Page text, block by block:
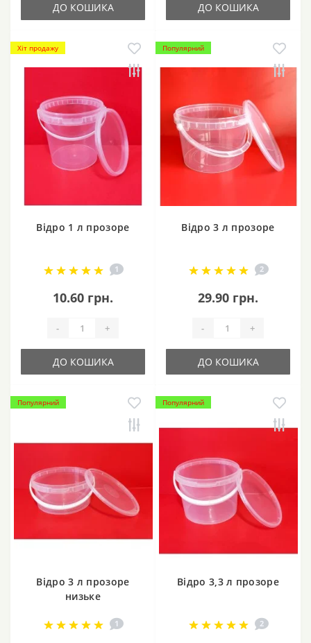
ДО КОШИКА ДО КОШИКА
Хіт продажу
Відро 1 л прозоре
1
10.60 грн.
- +
ДО КОШИКА
Популярний
Відро 3 л прозоре
2
29.90 грн.
- +
ДО КОШИКА
Популярний
Відро 3 л прозоре
низьке
1
Популярний
Відро 3,3 л прозоре
2